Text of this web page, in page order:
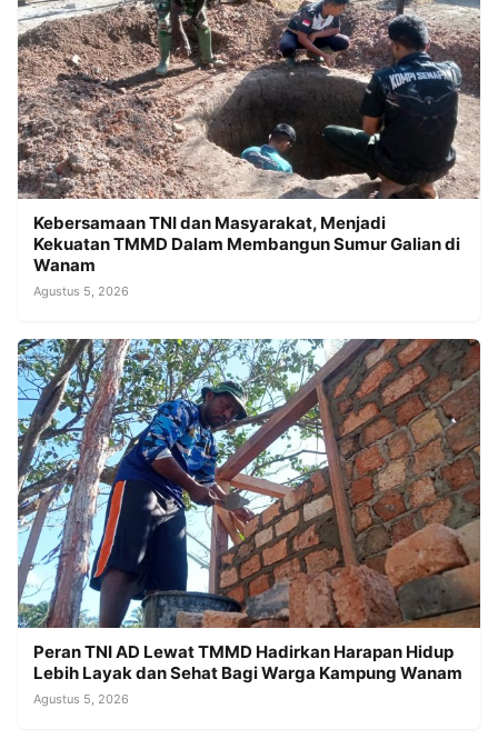
Kebersamaan TNI dan Masyarakat, Menjadi
Kekuatan TMMD Dalam Membangun Sumur Galian di
Wanam
Agustus 5, 2026
Peran TNI AD Lewat TMMD Hadirkan Harapan Hidup
Lebih Layak dan Sehat Bagi Warga Kampung Wanam
Agustus 5, 2026